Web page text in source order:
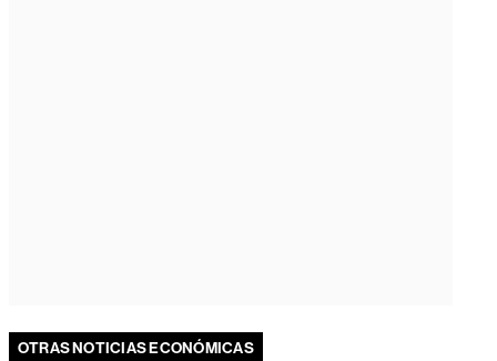
OTRAS NOTICIAS ECONÓMICAS